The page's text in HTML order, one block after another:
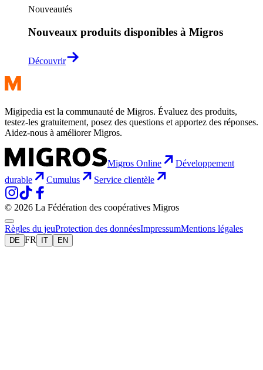
Nouveautés
Nouveaux produits disponibles à Migros
Découvrir
Migipedia est la communauté de Migros. Évaluez des produits,
testez-les gratuitement, posez des questions et apportez des réponses.
Aidez-nous à améliorer Migros.
Migros Online
Développement
durable
Cumulus Service clientèle
© 2026 La Fédération des coopératives Migros
Règles du jeuProtection des donnéesImpressumMentions légales
DE FR IT EN